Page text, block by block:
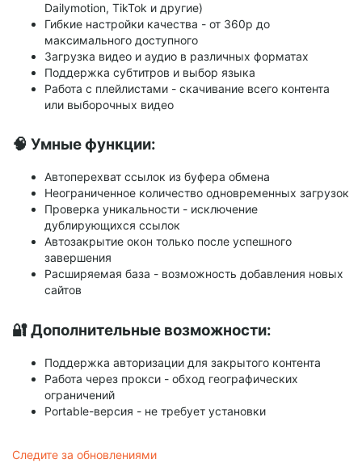
Dailymotion, TikTok и другие)
Гибкие настройки качества - от 360p до
максимального доступного
Загрузка видео и аудио в различных форматах
Поддержка субтитров и выбор языка
Работа с плейлистами - скачивание всего контента
или выборочных видео
🧠 Умные функции:
Автоперехват ссылок из буфера обмена
Неограниченное количество одновременных загрузок
Проверка уникальности - исключение
дублирующихся ссылок
Автозакрытие окон только после успешного
завершения
Расширяемая база - возможность добавления новых
сайтов
🔐 Дополнительные возможности:
Поддержка авторизации для закрытого контента
Работа через прокси - обход географических
ограничений
Portable-версия - не требует установки
Следите за обновлениями